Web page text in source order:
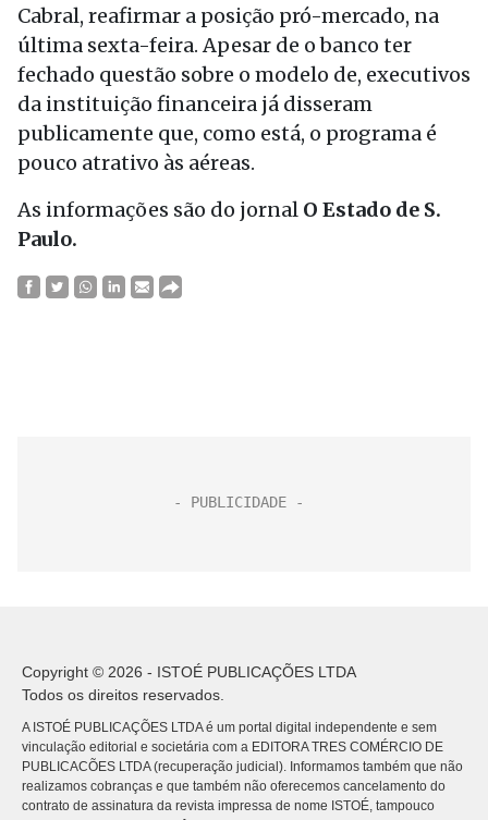
Cabral, reafirmar a posição pró-mercado, na
última sexta-feira. Apesar de o banco ter
fechado questão sobre o modelo de, executivos
da instituição financeira já disseram
publicamente que, como está, o programa é
pouco atrativo às aéreas.
As informações são do jornal O Estado de S.
Paulo.
Copyright © 2026 - ISTOÉ PUBLICAÇÕES LTDA
Todos os direitos reservados.
A ISTOÉ PUBLICAÇÕES LTDA é um portal digital independente e sem
vinculação editorial e societária com a EDITORA TRES COMÉRCIO DE
PUBLICACÕES LTDA (recuperação judicial). Informamos também que não
realizamos cobranças e que também não oferecemos cancelamento do
contrato de assinatura da revista impressa de nome ISTOÉ, tampouco